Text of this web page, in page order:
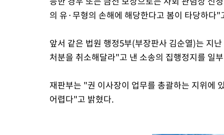
의 유·무형의 손해에 해당한다고 봄이 타당하다"
앞서 같은 법원 행정5부(부장판사 김순열)는 지
처분을 취소해달라"고 낸 소송의 집행정지를 일
재판부는 "권 이사장이 업무를 총괄하는 지위에
어렵다"고 밝혔다.